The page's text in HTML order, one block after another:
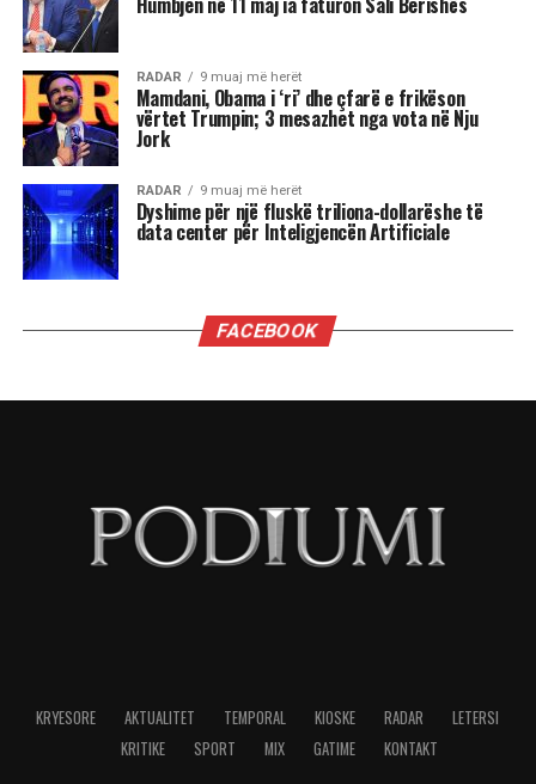
RADAR 9 muaj më herët
Mamdani, Obama i ‘ri’ dhe çfarë e frikëson
vërtet Trumpin; 3 mesazhet nga vota në Nju
Jork
RADAR 9 muaj më herët
Dyshime për një fluskë triliona-dollarëshe të
data center për Inteligjencën Artificiale
FACEBOOK
KRYESORE AKTUALITET TEMPORAL KIOSKE RADAR
LETERSI
KRITIKE
SPORT MIX GATIME KONTAKT